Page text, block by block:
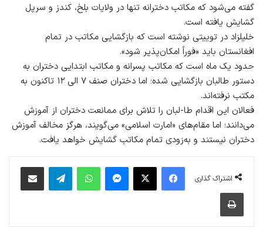
گفته می‌شود که مکاتب دخترانه تنها در ولایات بلخ، کندز و سرپل
گشایش یافته است.
خلیلزاد در توییتی نوشته است که بازگشایی مکاتب در تمام
افغانستان باید «فوراً امکان‌پذیر شود».
حدود یک ماه است که مکاتب پسرانه و مکاتب ابتدایی دختران به
دستور طالبان بازگشایی شده؛ اما دختران صنف ۷ الی ۱۲ تاکنون به
مکتب نرفته‌اند.
فعالان این اقدام طا-لبان را تلاش برای ممانعت دختران از آموزش
می‌دانند؛ اما مقام‌های «امارت اسلامی» می‌گویند، هرگز مخالف آموزش
دختران نیستند و به‌زودی تمام مکاتب گشایش خواهد یافت.
اشتراک گذاری
فیس بوک X پیام رسان واتس آپ تلگرام اشتراک گذاری از طریق ایمیل
چاپ